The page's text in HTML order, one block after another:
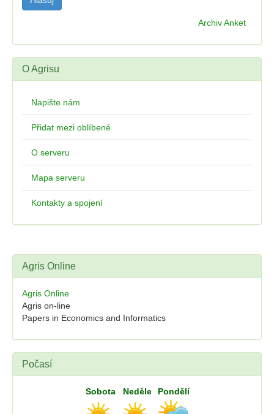
Archiv Anket
O Agrisu
Napište nám
Přidat mezi oblíbené
O serveru
Mapa serveru
Kontakty a spojení
Agris Online
Agris Online
Agris on-line
Papers in Economics and Informatics
Počasí
Sobota Neděle Pondělí